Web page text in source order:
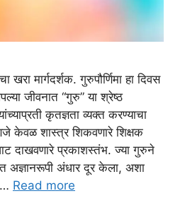
मार्गदर्शक. गुरुपौर्णिमा हा दिवस
जीवनात “गुरु” या श्रेष्ठ
कृतज्ञता व्यक्त करण्याचा
केवळ शास्त्र शिकवणारे शिक्षक
दाखवणारे प्रकाशस्तंभ. ज्या गुरुने
अज्ञानरूपी अंधार दूर केला, अशा
… Read more